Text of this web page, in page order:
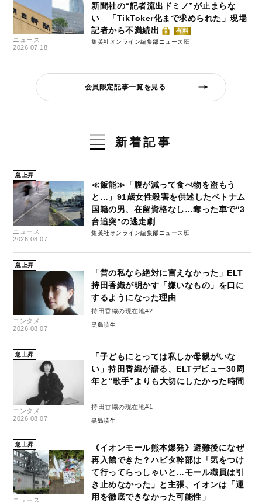
ニュース
2026.07.18
新聞社の“記者流出ドミノ”が止まらな
い 「TikToker化まで求められた」現場
記者から不満続出
有料
集英社オンライン編集部ニュース班
会員限定記事一覧を見る
新着記事
急上昇
ニュース
2026.08.07
≪飯能≫「腹が減って食べ物を盗もう
と…」91歳女性殺害を供述したベトナム
国籍の男、在留資格なし…奪った車で“3
台追突”の逃走劇
集英社オンライン編集部ニュース班
急上昇
エンタメ
2026.08.07
「昔の私なら絶対に言えなかった」ELT
持田香織が明かす「嫌いなもの」を口に
するようになった理由
持田香織の現在地#2
黒島暁生
急上昇
エンタメ
2026.08.07
「子どもにとっては私しか母親がいな
い」持田香織が語る、ELTデビュー30周
年と“歌手”よりも大切にしたかった時間
持田香織の現在地#1
黒島暁生
急上昇
ニュース
《イオンモール熊本爆発》避難後になぜ
再入館できた？ハビタ幹部は「気をつけ
て行ってらっしゃいと…モール職員は引
き止めなかった」と主張、イオンは「運
用を徹底できなかった可能性」